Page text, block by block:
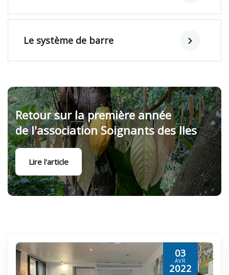
Le système de barre
Retour sur la première année
de l'association Soignants des Iles
Lire l'article
03
AVR
2022